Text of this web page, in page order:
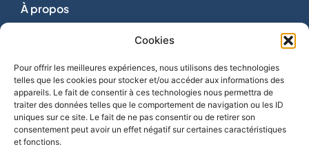
Cookies
Pour offrir les meilleures expériences, nous utilisons des technologies
telles que les cookies pour stocker et/ou accéder aux informations des
appareils. Le fait de consentir à ces technologies nous permettra de
traiter des données telles que le comportement de navigation ou les ID
uniques sur ce site. Le fait de ne pas consentir ou de retirer son
consentement peut avoir un effet négatif sur certaines caractéristiques
et fonctions.
À propos
Vie privée